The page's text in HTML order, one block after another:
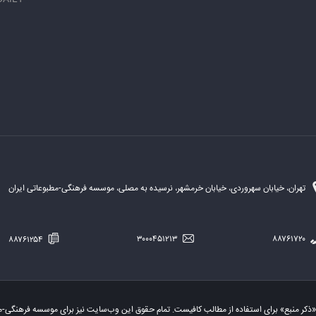
تهران، خیابان سهروردی، خیابان خرمشهر، نرسیده به مصلی، موسسه فرهنگی-مطبوعاتی ایران
«ذکر منبع» برای استفاده از مطالب کافیست. تمام حقوق این وب‌سایت نیز برای موسسه